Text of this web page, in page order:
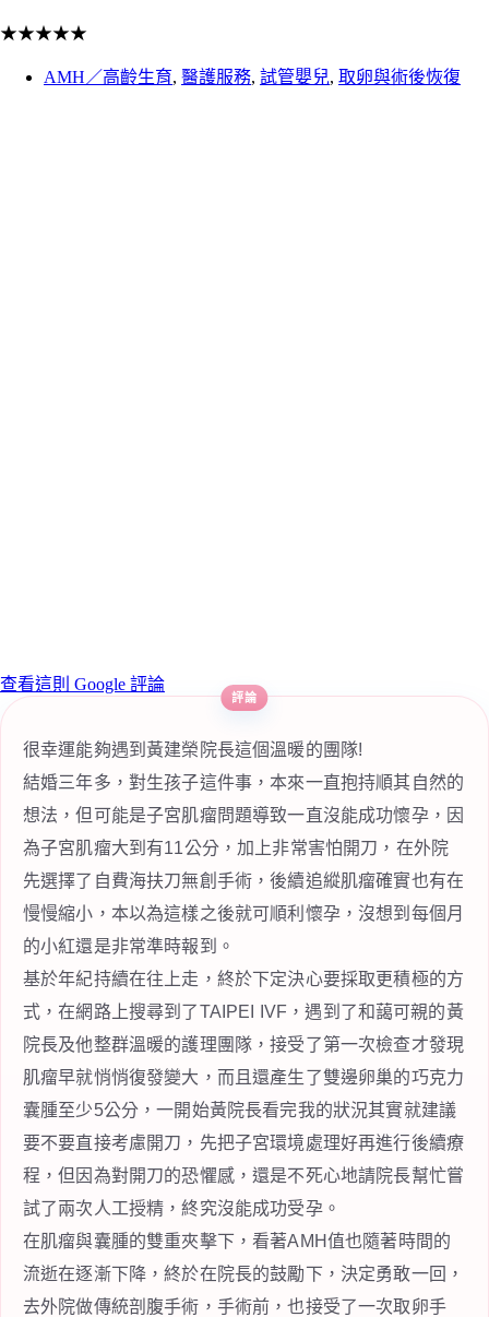
★★★★★
AMH／高齡生育, 醫護服務, 試管嬰兒, 取卵與術後恢復
查看這則 Google 評論
很幸運能夠遇到黃建榮院長這個溫暖的團隊!
結婚三年多，對生孩子這件事，本來一直抱持順其自然的
想法，但可能是子宮肌瘤問題導致一直沒能成功懷孕，因
為子宮肌瘤大到有11公分，加上非常害怕開刀，在外院
先選擇了自費海扶刀無創手術，後續追縱肌瘤確實也有在
慢慢縮小，本以為這樣之後就可順利懷孕，沒想到每個月
的小紅還是非常準時報到。
基於年紀持續在往上走，終於下定決心要採取更積極的方
式，在網路上搜尋到了TAIPEI IVF，遇到了和藹可親的黃
院長及他整群溫暖的護理團隊，接受了第一次檢查才發現
肌瘤早就悄悄復發變大，而且還產生了雙邊卵巢的巧克力
囊腫至少5公分，一開始黃院長看完我的狀況其實就建議
要不要直接考慮開刀，先把子宮環境處理好再進行後續療
程，但因為對開刀的恐懼感，還是不死心地請院長幫忙嘗
試了兩次人工授精，終究沒能成功受孕。
在肌瘤與囊腫的雙重夾擊下，看著AMH值也隨著時間的
流逝在逐漸下降，終於在院長的鼓勵下，決定勇敢一回，
去外院做傳統剖腹手術，手術前，也接受了一次取卵手